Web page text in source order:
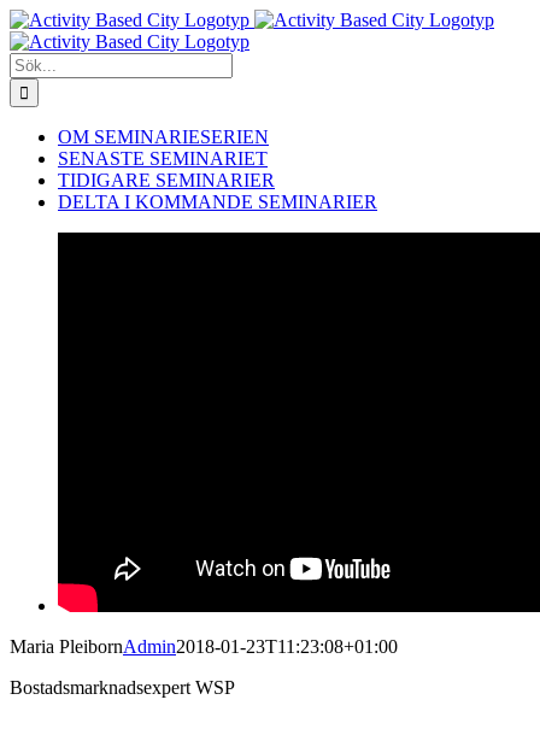
Fortsätt
till
innehållet
Sök
efter:
OM SEMINARIESERIEN
SENASTE SEMINARIET
TIDIGARE SEMINARIER
DELTA I KOMMANDE SEMINARIER
Maria PleibornAdmin2018-01-23T11:23:08+01:00
Bostadsmarknadsexpert WSP